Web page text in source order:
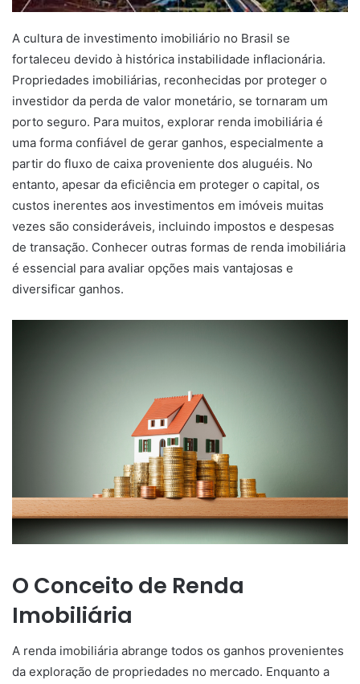
A cultura de investimento imobiliário no Brasil se
fortaleceu devido à histórica instabilidade inflacionária.
Propriedades imobiliárias, reconhecidas por proteger o
investidor da perda de valor monetário, se tornaram um
porto seguro. Para muitos, explorar renda imobiliária é
uma forma confiável de gerar ganhos, especialmente a
partir do fluxo de caixa proveniente dos aluguéis. No
entanto, apesar da eficiência em proteger o capital, os
custos inerentes aos investimentos em imóveis muitas
vezes são consideráveis, incluindo impostos e despesas
de transação. Conhecer outras formas de renda imobiliária
é essencial para avaliar opções mais vantajosas e
diversificar ganhos.
O Conceito de Renda
Imobiliária
A renda imobiliária abrange todos os ganhos provenientes
da exploração de propriedades no mercado. Enquanto a